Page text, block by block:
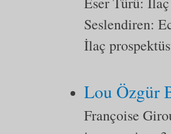
Seslendiren:
İlaç
Lou Özgür
Françoise